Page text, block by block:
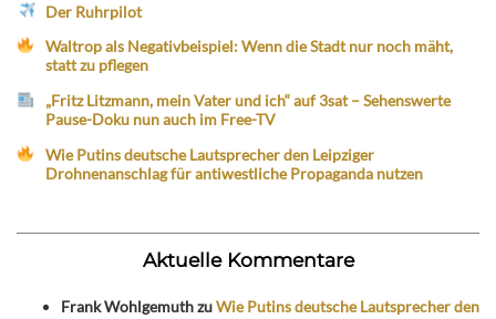
Der Ruhrpilot
Waltrop als Negativbeispiel: Wenn die Stadt nur noch mäht,
statt zu pflegen
„Fritz Litzmann, mein Vater und ich“ auf 3sat – Sehenswerte
Pause-Doku nun auch im Free-TV
Wie Putins deutsche Lautsprecher den Leipziger
Drohnenanschlag für antiwestliche Propaganda nutzen
Aktuelle Kommentare
Frank WohlgemuthzuWie Putins deutsche Lautsprecher den